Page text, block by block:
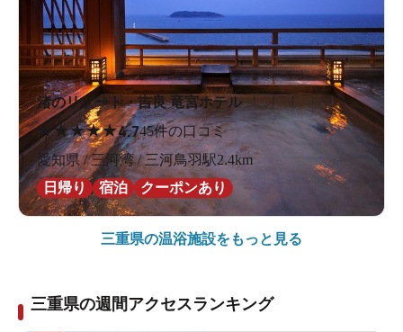
渚のリゾート・吉良 竜宮ホテル
★★★★★4.745件の口コミ
愛知県 / 三河湾 / 三河鳥羽駅2.4km
日帰り
宿泊 クーポンあり
三重県の温浴施設をもっと見る
三重県の週間アクセスランキング